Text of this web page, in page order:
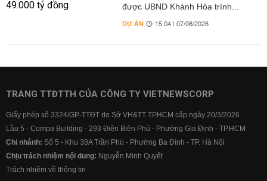
được UBND Khánh Hòa trình...
DỰ ÁN 15:04 | 07/08/2026
TRANG TTĐTTH CỦA CÔNG TY VIETNEWSCORP
Giấy phép số 3324/GP-TTĐT do Sở VH&TT TPHCM cấp ngày 20/3/2026
Lầu 5 - Compa Building - 293 Điện Biên Phủ - Phường Gia Định - TP.HCM
Chi nhánh: Số 5 - Khu 38A Trần Phú - Phường Ba Đình - TP. Hà Nội
Chịu trách nhiệm nội dung: Nguyễn Minh Quyết
Trách nhiệm về thông tin